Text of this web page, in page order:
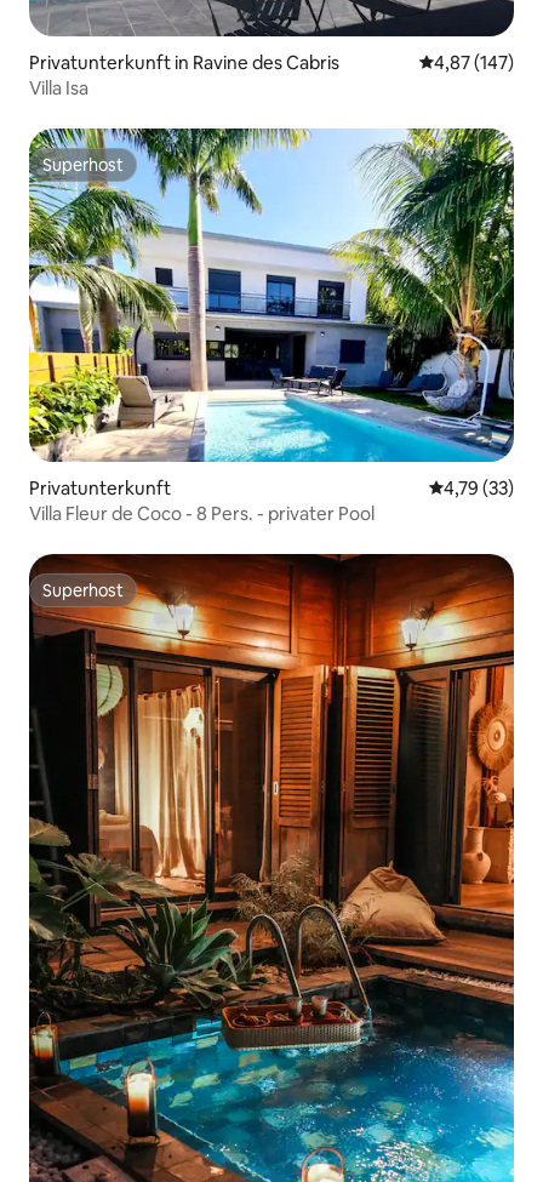
Privatunterkunft in Ravine des Cabris
4,87 (147)
Villa Isa
Superhost
Superhost
Privatunterkunft
4,79 (33)
Villa Fleur de Coco - 8 Pers. - privater Pool
Superhost
Superhost